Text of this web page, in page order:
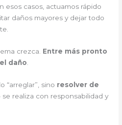
esos casos, actuamos rápido
daños mayores y dejar todo
crezca. Entre más pronto
daño.
“arreglar”, sino resolver de
se realiza con responsabilidad y